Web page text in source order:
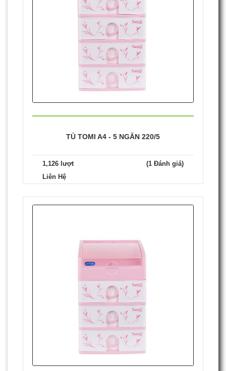
TỦ TOMI A4 - 5 NGĂN 220/5
1,126 lượt
(1 Đánh giá)
Liên Hệ